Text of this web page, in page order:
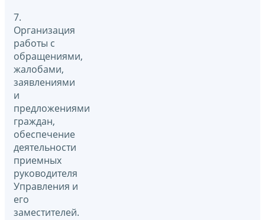
7.
Организация
работы с
обращениями,
жалобами,
заявлениями
и
предложениями
граждан,
обеспечение
деятельности
приемных
руководителя
Управления и
его
заместителей.